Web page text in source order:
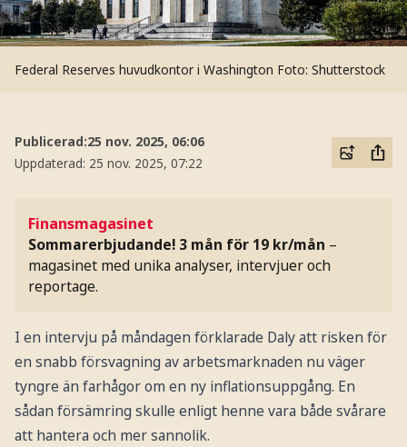
Federal Reserves huvudkontor i Washington Foto: Shutterstock
Publicerad:25 nov. 2025, 06:06
Uppdaterad: 25 nov. 2025, 07:22
Finansmagasinet
Sommarerbjudande! 3 mån för 19 kr/mån –
magasinet med unika analyser, intervjuer och
reportage.
I en intervju på måndagen förklarade Daly att risken för
en snabb försvagning av arbetsmarknaden nu väger
tyngre än farhågor om en ny inflationsuppgång. En
sådan försämring skulle enligt henne vara både svårare
att hantera och mer sannolik.